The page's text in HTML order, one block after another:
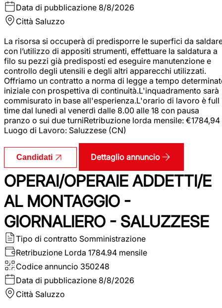
Data di pubblicazione 8/8/2026
Città Saluzzo
La risorsa si occuperà di predisporre le superfici da
con l’utilizzo di appositi strumenti, effettuare la saldatura a
filo su pezzi già predisposti ed eseguire manutenzione e
controllo degli utensili e degli altri apparecchi utilizzati.
Offriamo un contratto a norma di legge a tempo
iniziale con prospettiva di continuità.L'inquadramento sarà
commisurato in base all'esperienza.L'orario di lavoro è full
time dal lunedì al venerdì dalle 8.00 alle 18 con pausa
pranzo o sui due turniRetribuzione lorda mensile: €1784,94
Luogo di Lavoro: Saluzzese (CN)
Candidati Dettaglio annuncio
OPERAI/OPERAIE ADDETTI/E
AL MONTAGGIO -
GIORNALIERO - SALUZZESE
Tipo di contratto Somministrazione
Retribuzione Lorda 1784.94 mensile
Codice annuncio 350248
Data di pubblicazione 8/8/2026
Città Saluzzo